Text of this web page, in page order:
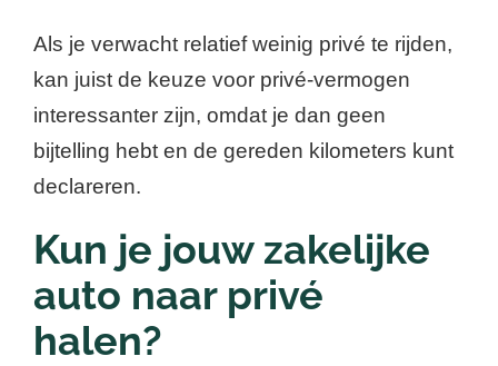
Als je verwacht relatief weinig privé te rijden,
kan juist de keuze voor privé-vermogen
interessanter zijn, omdat je dan geen
bijtelling hebt en de gereden kilometers kunt
declareren.
Kun je jouw zakelijke
auto naar privé
halen?